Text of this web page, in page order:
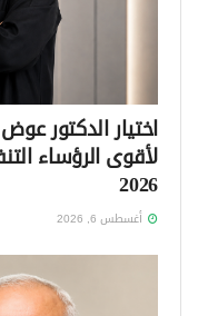
اختيار الدكتور
لأقوى الرؤساء
2026
أغسطس 6, 2026